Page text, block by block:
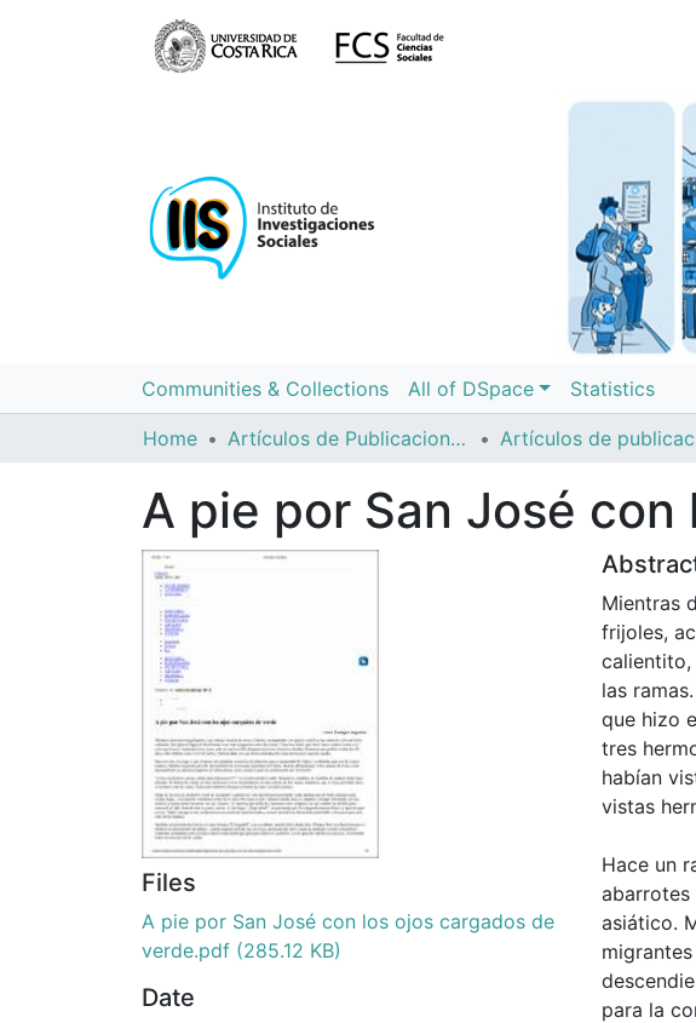
Communities & Collections All of DSpace Statistics
Home Artículos de Publicaciones Períodicas
A pie por San José
Files
A pie por San José con los ojos cargados de
verde.pdf (285.12 KB)
Date
Mientras
frijoles,
calientito,
las
que hizo
tres
habían
vistas
Hace un
abarrotes
asiático.
para la